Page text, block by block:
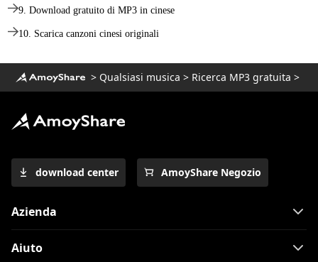
9. Download gratuito di MP3 in cinese
10. Scarica canzoni cinesi originali
> Qualsiasi musica > Ricerca MP3 gratuita >
download center AmoyShare Negozio
Azienda
Aiuto